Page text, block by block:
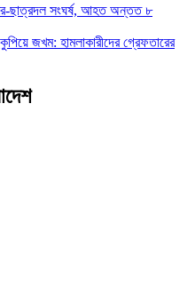
ছাত্রদল সংঘর্ষ, আহত অন্তত ৮
জখম: হামলাকারীদের গ্রেফতারের